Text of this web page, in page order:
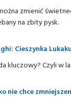
zmienić
na zbity pysk.
Cieszynka
kluczowy? Czyli w
nie chce